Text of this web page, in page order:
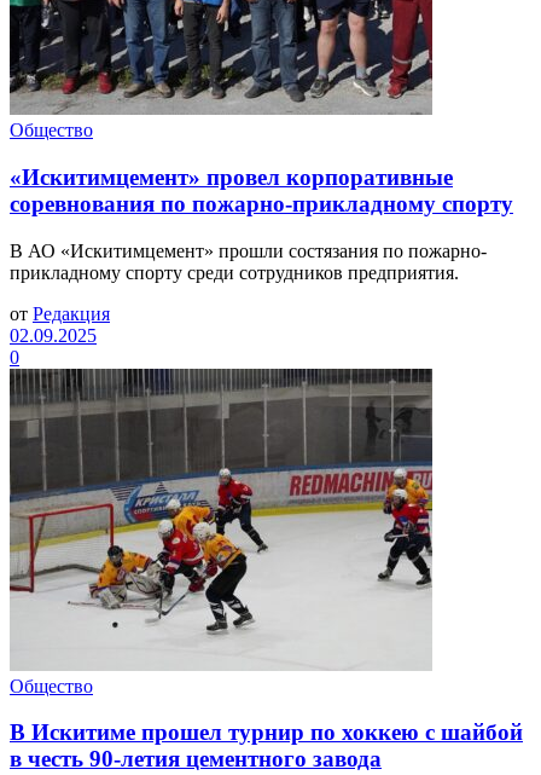
Общество
«Искитимцемент» провел корпоративные
соревнования по пожарно-прикладному спорту
В АО «Искитимцемент» прошли состязания по пожарно-
прикладному спорту среди сотрудников предприятия.
от Редакция
02.09.2025
0
Общество
В Искитиме прошел турнир по хоккею с шайбой
в честь 90-летия цементного завода